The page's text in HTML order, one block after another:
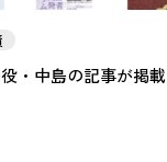
・中島の記事が掲